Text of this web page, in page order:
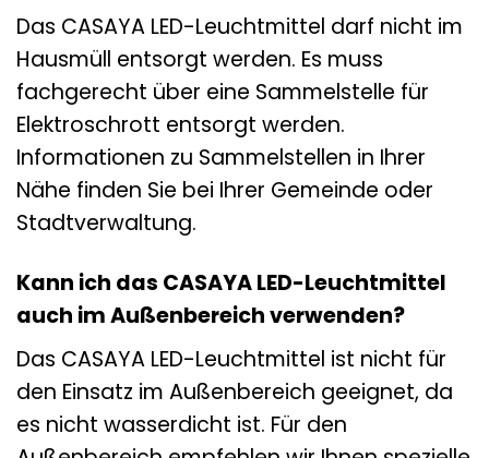
Das CASAYA LED-Leuchtmittel darf nicht im
Hausmüll entsorgt werden. Es muss
fachgerecht über eine Sammelstelle für
Elektroschrott entsorgt werden.
Informationen zu Sammelstellen in Ihrer
Nähe finden Sie bei Ihrer Gemeinde oder
Stadtverwaltung.
Kann ich das CASAYA LED-Leuchtmittel
auch im Außenbereich verwenden?
Das CASAYA LED-Leuchtmittel ist nicht für
den Einsatz im Außenbereich geeignet, da
es nicht wasserdicht ist. Für den